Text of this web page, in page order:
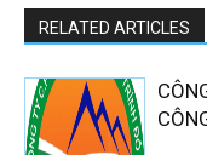
RELATED ARTICLES